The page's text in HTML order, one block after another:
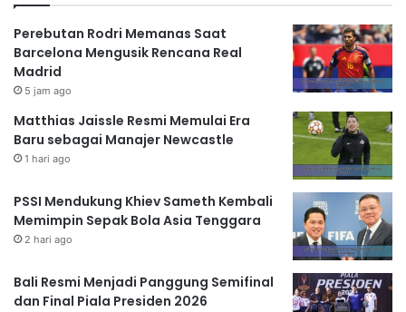
Perebutan Rodri Memanas Saat
Barcelona Mengusik Rencana Real
Madrid
5 jam ago
Matthias Jaissle Resmi Memulai Era
Baru sebagai Manajer Newcastle
1 hari ago
PSSI Mendukung Khiev Sameth Kembali
Memimpin Sepak Bola Asia Tenggara
2 hari ago
Bali Resmi Menjadi Panggung Semifinal
dan Final Piala Presiden 2026